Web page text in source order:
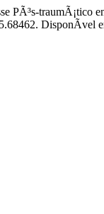
traumÃ¡tico
DisponÃ­vel